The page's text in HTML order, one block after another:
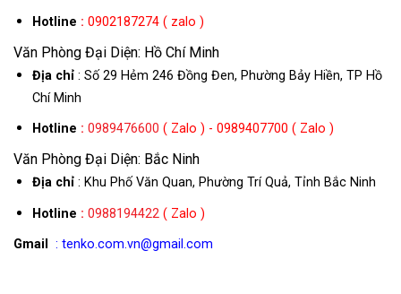
Hotline : 0902187274 ( zalo )
Văn Phòng Đại Diện: Hồ Chí Minh
Địa chỉ: Số 29 Hẻm 246 Đồng Đen, Phường Bảy Hiền, TP Hồ
Chí Minh
Hotline : 0989476600 ( Zalo ) - 0989407700 ( Zalo )
Văn Phòng Đại Diện: Bắc Ninh
Địa chỉ: Khu Phố Văn Quan, Phường Trí Quả, Tỉnh Bắc Ninh
Hotline : 0988194422( Zalo )
Gmail : tenko.com.vn@gmail.com